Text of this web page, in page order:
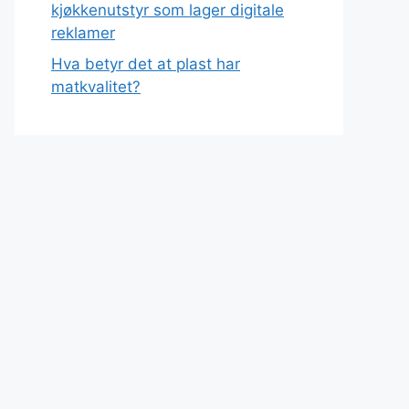
kjøkkenutstyr som lager digitale
reklamer
Hva betyr det at plast har
matkvalitet?